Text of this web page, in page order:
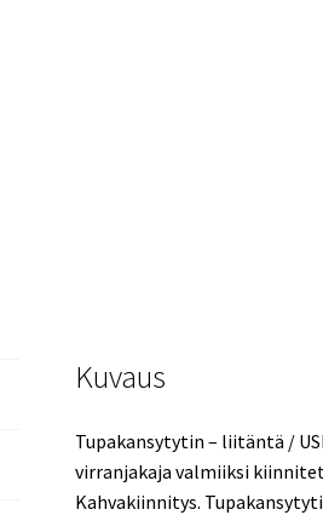
Kuvaus
Tupakansytytin – liitäntä /
virranjakaja valmiiksi
Kahvakiinnitys.